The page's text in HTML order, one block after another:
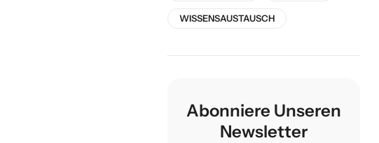
WISSENSAUSTAUSCH
Abonniere Unseren
Newsletter